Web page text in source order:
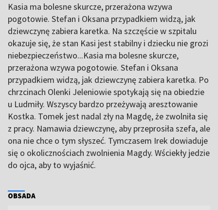
Kasia ma bolesne skurcze, przerażona wzywa
pogotowie. Stefan i Oksana przypadkiem widzą, jak
dziewczynę zabiera karetka. Na szczęście w szpitalu
okazuje się, że stan Kasi jest stabilny i dziecku nie grozi
niebezpieczeństwo...Kasia ma bolesne skurcze,
przerażona wzywa pogotowie. Stefan i Oksana
przypadkiem widzą, jak dziewczynę zabiera karetka. Po
chrzcinach Olenki Jeleniowie spotykają się na obiedzie
u Ludmiły. Wszyscy bardzo przeżywają aresztowanie
Kostka. Tomek jest nadal zły na Magdę, że zwolniła się
z pracy. Namawia dziewczynę, aby przeprosiła szefa, ale
ona nie chce o tym słyszeć. Tymczasem Irek dowiaduje
się o okolicznościach zwolnienia Magdy. Wściekły jedzie
do ojca, aby to wyjaśnić.
OBSADA